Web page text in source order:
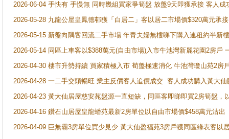
2026-06-04 手快有 手慢無 同時幾組買家爭筍盤 放盤9天即獲承接 客人
2026-05-28 九龍公屋皇鳳德邨獲「白居二」客以居二市場價$320萬元承接
2026-05-15 新盤向隅客回流二手市場 年青夫婦無樓睇下購入連租約半新
2026-05-14 同區上車客以$388萬元(自由市場)入市牛池灣新麗花園2房戶
2026-04-30 樓市升勢持續 買家積極入市 荀盤極速消化 牛池灣瓊山苑2房
2026-04-28 一二手交頭暢旺 業主反價客人追價成交 客人成功購入黃大
2026-04-23 黃大仙居屋慈安苑盤源一直短缺，同區客即睇即買2房筍盤，
2026-04-16 鑽石山居屋皇龍蟠苑最新2房單位以自由市場價$458萬元沽出
2026-04-09 巨無霸3房單位買少見少 黃大仙盈福苑3房戶獲同區綠表客以